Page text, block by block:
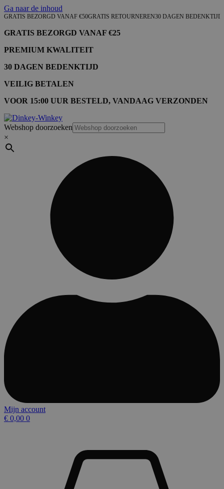
Ga naar de inhoud
GRATIS BEZORGD VANAF €50GRATIS RETOURNEREN30 DAGEN BEDENKTIJD
GRATIS BEZORGD VANAF €25
PREMIUM KWALITEIT
30 DAGEN BEDENKTIJD
VEILIG BETALEN
VOOR 15:00 UUR BESTELD, VANDAAG VERZONDEN
Webshop doorzoeken
×
Mijn account
€ 0,00 0